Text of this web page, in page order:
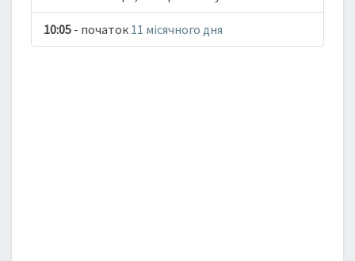
10:05 - початок 11 місячного дня